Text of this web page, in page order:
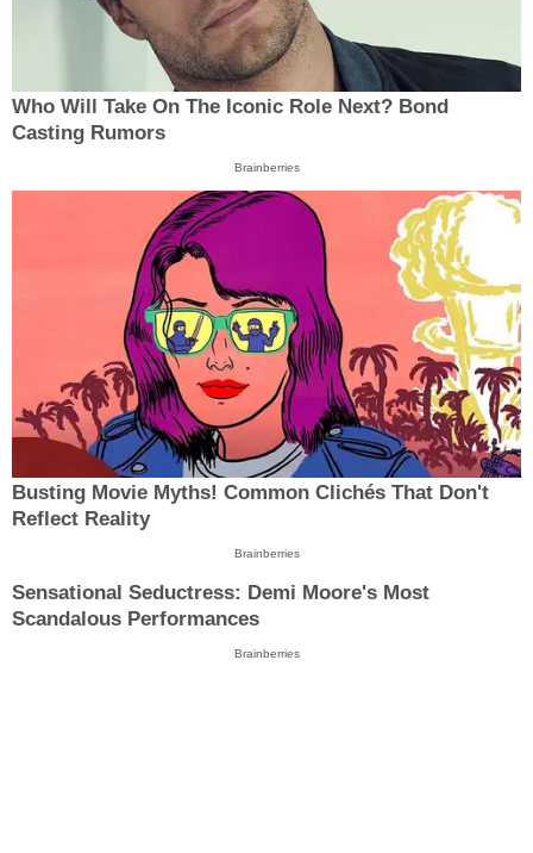
Who Will Take On The Iconic Role Next? Bond
Casting Rumors
Brainberries
Busting Movie Myths! Common Clichés That Don't
Reflect Reality
Brainberries
Sensational Seductress: Demi Moore's Most
Scandalous Performances
Brainberries